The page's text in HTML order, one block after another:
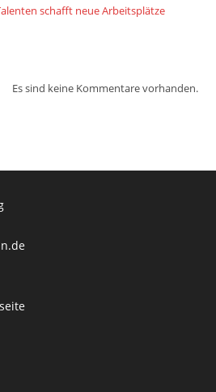
schafft neue Arbeitsplätze
Es sind keine Kommentare vorhanden.